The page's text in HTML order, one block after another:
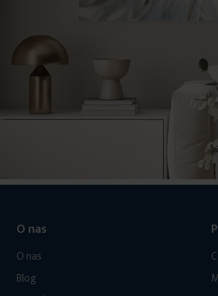
O nas
O nas
Blog